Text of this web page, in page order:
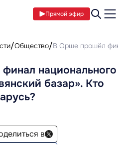
Прямой эфир
Общество В Орше прошёл финал
национального
базар». Кто
в